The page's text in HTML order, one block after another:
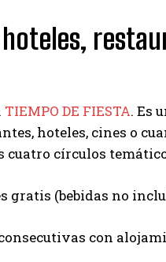
TIEMPO DE FIESTA. Es
hoteles, cines o
cuatro círculos
gratis (bebidas no
con